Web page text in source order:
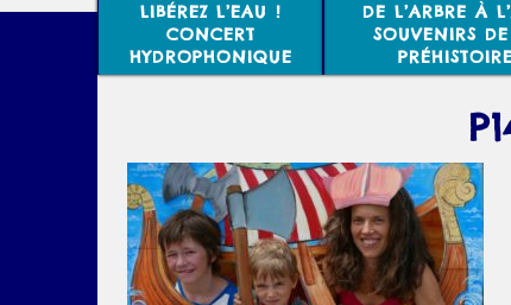
LIBÉREZ L’EAU !
CONCERT
HYDROPHONIQUE
DE L’ARBRE À
SOUVENIRS
PRÉHISTOIRE